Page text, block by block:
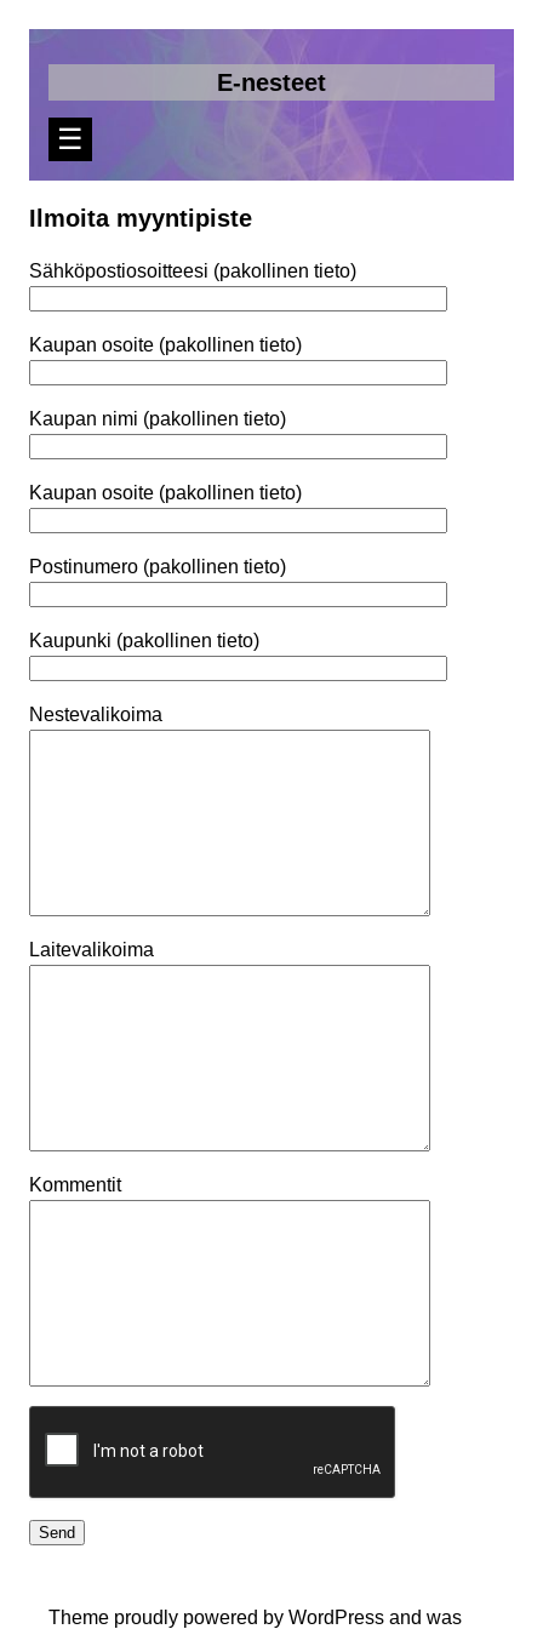
E-nesteet
☰
Ilmoita myyntipiste
Sähköpostiosoitteesi (pakollinen tieto)
Kaupan osoite (pakollinen tieto)
Kaupan nimi (pakollinen tieto)
Kaupan osoite (pakollinen tieto)
Postinumero (pakollinen tieto)
Kaupunki (pakollinen tieto)
Nestevalikoima
Laitevalikoima
Kommentit
Theme proudly powered by WordPress and was